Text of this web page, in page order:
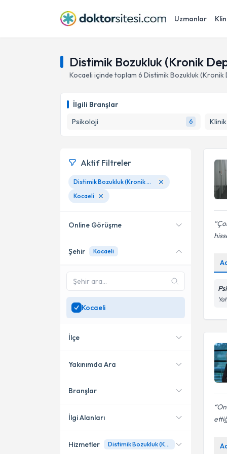
Uzmanlar
Distimik Bozukluk (Kronik
Kocaeli içinde toplam 6 Distimik Bozukluk (Kronik
İlgili Branşlar
Psikoloji
6
Aktif Filtreler
Distimik Bozukluk (Kronik Depresyon)
Kocaeli
Online Görüşme
Online danışmanlık sunan
SadeceKocaeli
uzman ara
Şehir Kocaeli
Kocaeli
İlçe
İzmit
Gebze
Yakınımda Ara
Konumuma yakın uzmanları
Branşlar
Psikoloji
İlgi Alanları
Hizmetler Distimik Bozukluk (Kronik Depresyon)